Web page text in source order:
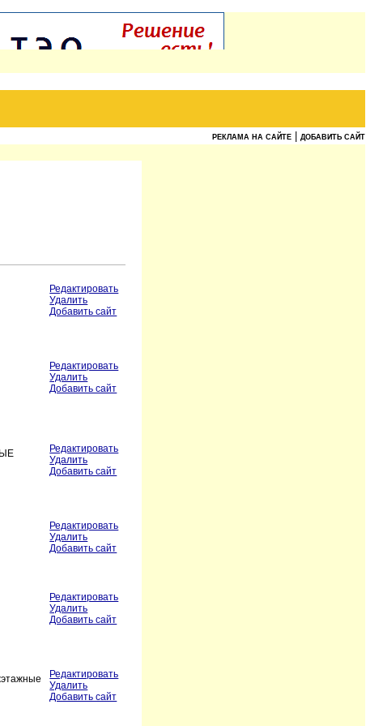
РЕКЛАМА НА САЙТЕ ДОБАВИТЬ САЙТ
Редактировать
Удалить
Добавить сайт
Редактировать
Удалить
Добавить сайт
Редактировать
Удалить
Добавить сайт
Редактировать
Удалить
Добавить сайт
Редактировать
Удалить
Добавить сайт
Редактировать
Удалить
Добавить сайт